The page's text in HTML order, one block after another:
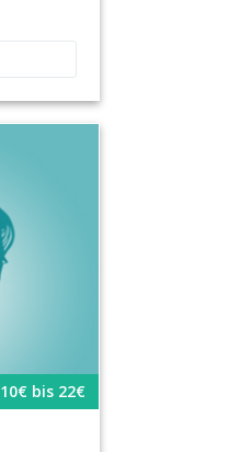
10€ bis 22€